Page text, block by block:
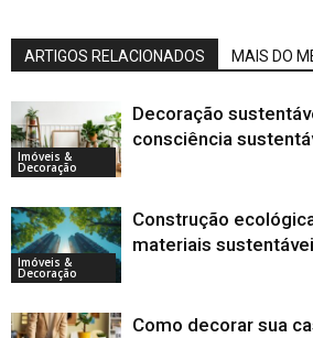
ARTIGOS RELACIONADOS MAIS DO
Imóveis &
Decoração
Decoração
consciência
Imóveis &
Decoração
Construção
materiais
Como decorar sua